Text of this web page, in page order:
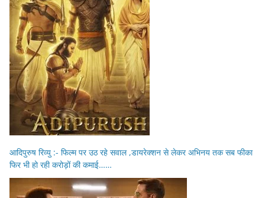
आदिपुरुष रिव्यु :- फिल्म पर उठ रहे सवाल ,डायरेक्शन से लेकर अभिनय तक सब फीका
फिर भी हो रही करोड़ों की कमाई……